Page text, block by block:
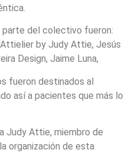
parte del colectivo fueron:
by Judy Attie, Jesús
Design, Jaime Luna,
fueron destinados al
así a pacientes que más lo
Judy Attie, miembro de
organización de esta